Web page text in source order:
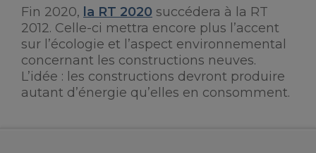
Fin 2020, la RT 2020 succédera à la RT
2012. Celle-ci mettra encore plus l’accent
sur l’écologie et l’aspect environnemental
concernant les constructions neuves.
L’idée : les constructions devront produire
autant d’énergie qu’elles en consomment.